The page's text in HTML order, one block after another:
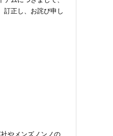
訂正し、お詫び申し
やメンズノンノの